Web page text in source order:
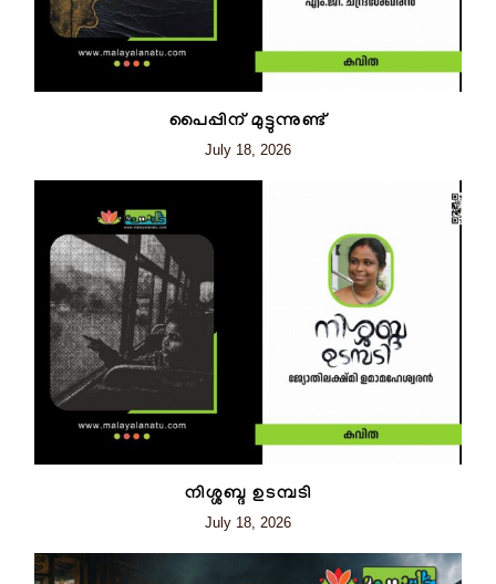
പൈപ്പിന് മുട്ടുന്നുണ്ട്
July 18, 2026
നിശ്ശബ്ദ ഉടമ്പടി
July 18, 2026